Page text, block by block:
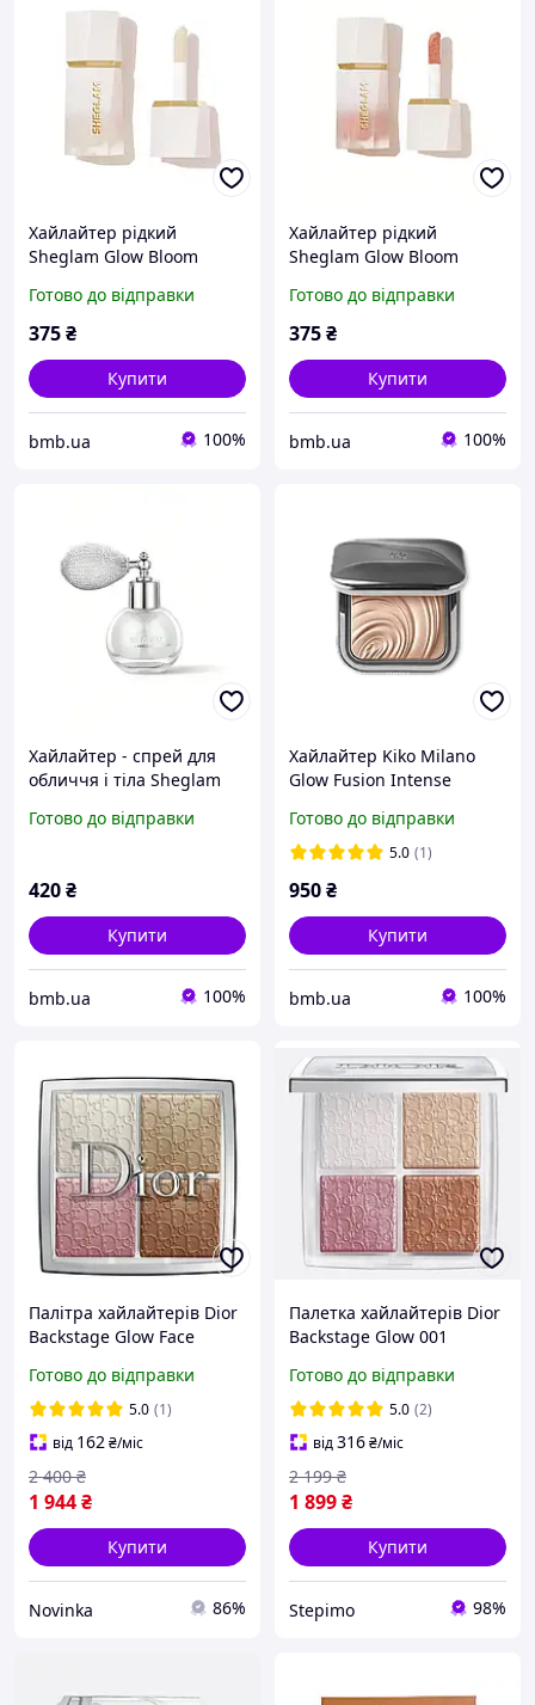
Хайлайтер рідкий
Sheglam Glow Bloom
Frost
Готово до відправки
375₴
Купити
bmb.ua 100%
Хайлайтер рідкий
Sheglam Glow Bloom
Brunch
Готово до відправки
375₴
Купити
bmb.ua 100%
Хайлайтер - спрей для
обличчя і тіла Sheglam
Body Mist - Frosted Opal
Готово до відправки
420₴
Купити
bmb.ua 100%
Хайлайтер Kiko Milano
Glow Fusion Intense
Готово до відправки
5.0 (1)
950₴
Купити
bmb.ua 100%
Палітра хайлайтерів Dior
Backstage Glow Face
Готово до відправки
5.0 (1)
від 162₴/міс
1 944₴
2 400 ₴
Купити
Novinka 86%
Палетка хайлайтерів Dior
Backstage Glow 001
Готово до відправки
5.0 (2)
від316₴/міс
1 899₴
2 199 ₴
Купити
Stepimo 98%